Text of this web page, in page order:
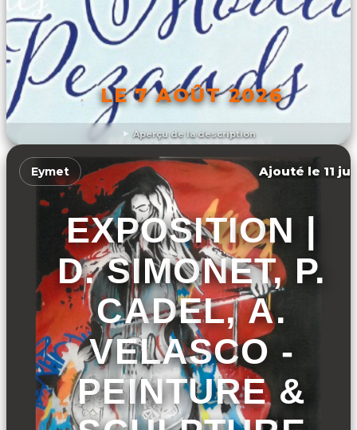
Aperçu de la description
LE 7 AOÛT 2026
DÉCOUVRIR L'ÉVÉNEMENT
Eymet Ajouté le 11
EXPOSITION |
D. SIMONET, P.
CADEL, A.
VELASCO -
PEINTURE &